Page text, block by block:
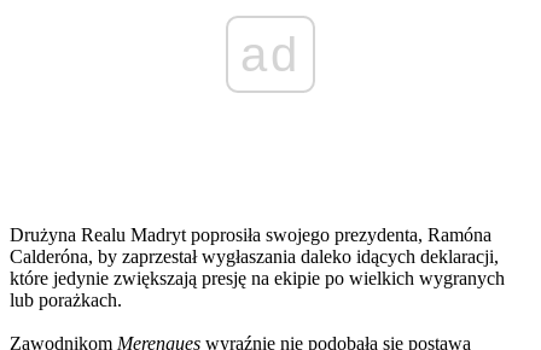
ad
Drużyna Realu Madryt poprosiła swojego prezydenta, Ramóna
Calderóna, by zaprzestał wygłaszania daleko idących deklaracji,
które jedynie zwiększają presję na ekipie po wielkich wygranych
lub porażkach.
Zawodnikom Merengues wyraźnie nie podobała się postawa